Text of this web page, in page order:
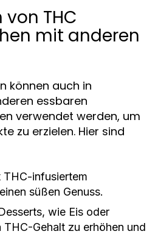
THC
mit anderen
können auch in
essbaren
verwendet werden, um
zu erzielen. Hier sind
THC-infusiertem
süßen Genuss.
wie Eis oder
THC-Gehalt zu erhöhen und